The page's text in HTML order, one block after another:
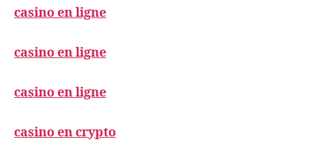
casino en ligne
casino en ligne
casino en ligne
casino en crypto